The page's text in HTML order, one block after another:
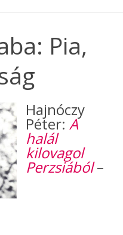
Pia,
Hajnóczy
Péter: A
halál
kilovagol
Perzsiából–